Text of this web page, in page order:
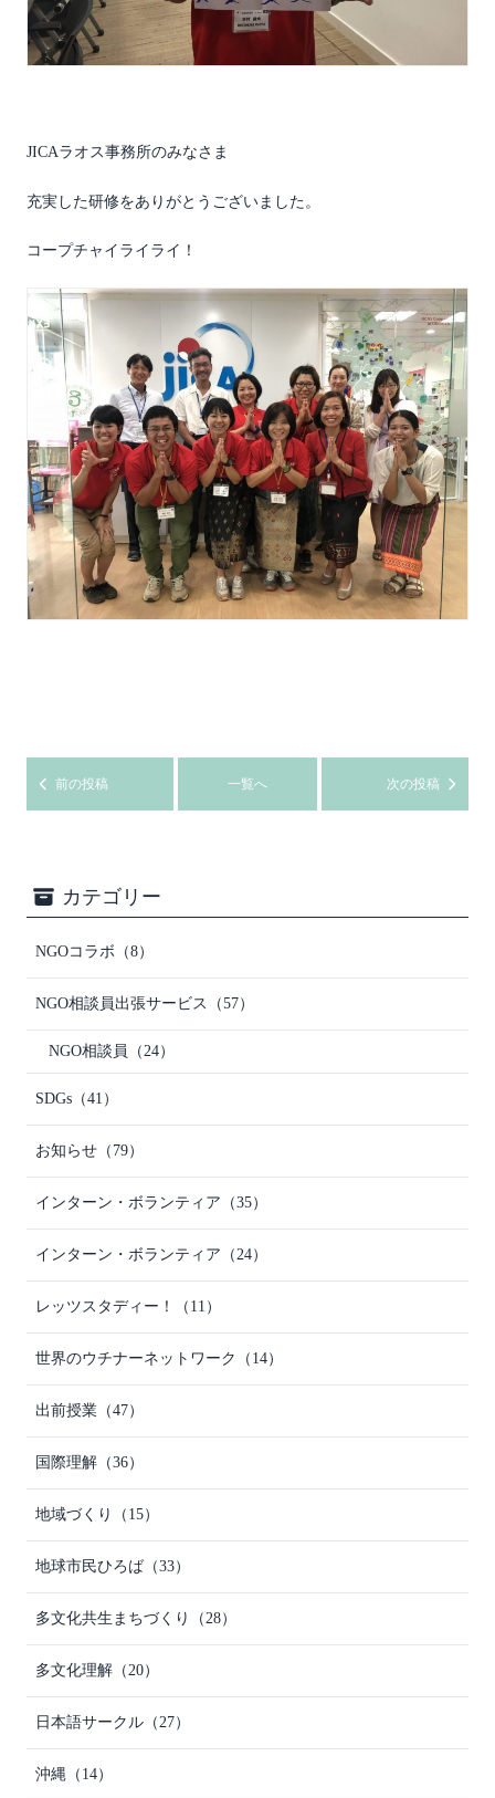
JICAラオス事務所のみなさま
充実した研修をありがとうございました。
コープチャイライライ！
前の投稿 一覧へ 次の投稿
カテゴリー
NGOコラボ （8）
NGO相談員出張サービス （57）
NGO相談員 （24）
SDGs （41）
お知らせ （79）
インターン・ボランティア （35）
インターン・ボランティア （24）
レッツスタディー！ （11）
世界のウチナーネットワーク （14）
出前授業 （47）
国際理解 （36）
地域づくり （15）
地球市民ひろば （33）
多文化共生まちづくり （28）
多文化理解 （20）
日本語サークル （27）
沖縄 （14）